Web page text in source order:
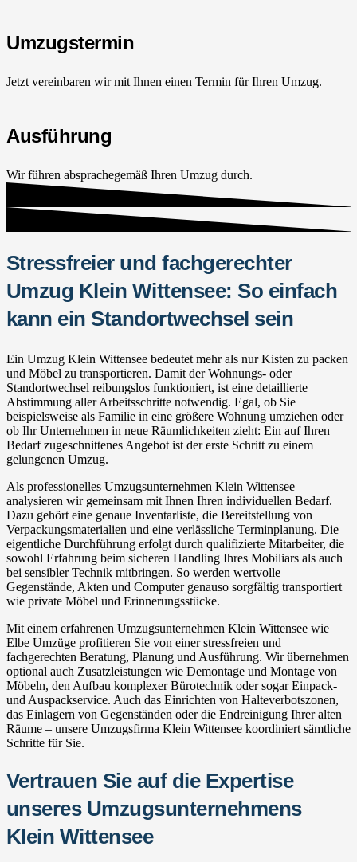
Umzugstermin
Jetzt vereinbaren wir mit Ihnen einen Termin für Ihren Umzug.
Ausführung
Wir führen absprachegemäß Ihren Umzug durch.
Stressfreier und fachgerechter
Umzug Klein Wittensee: So einfach
kann ein Standortwechsel sein
Ein Umzug Klein Wittensee bedeutet mehr als nur Kisten zu packen
und Möbel zu transportieren. Damit der Wohnungs- oder
Standortwechsel reibungslos funktioniert, ist eine detaillierte
Abstimmung aller Arbeitsschritte notwendig. Egal, ob Sie
beispielsweise als Familie in eine größere Wohnung umziehen oder
ob Ihr Unternehmen in neue Räumlichkeiten zieht: Ein auf Ihren
Bedarf zugeschnittenes Angebot ist der erste Schritt zu einem
gelungenen Umzug.
Als professionelles Umzugsunternehmen Klein Wittensee
analysieren wir gemeinsam mit Ihnen Ihren individuellen Bedarf.
Dazu gehört eine genaue Inventarliste, die Bereitstellung von
Verpackungsmaterialien und eine verlässliche Terminplanung. Die
eigentliche Durchführung erfolgt durch qualifizierte Mitarbeiter, die
sowohl Erfahrung beim sicheren Handling Ihres Mobiliars als auch
bei sensibler Technik mitbringen. So werden wertvolle
Gegenstände, Akten und Computer genauso sorgfältig transportiert
wie private Möbel und Erinnerungsstücke.
Mit einem erfahrenen Umzugsunternehmen Klein Wittensee wie
Elbe Umzüge profitieren Sie von einer stressfreien und
fachgerechten Beratung, Planung und Ausführung. Wir übernehmen
optional auch Zusatzleistungen wie Demontage und Montage von
Möbeln, den Aufbau komplexer Bürotechnik oder sogar Einpack-
und Auspackservice. Auch das Einrichten von Halteverbotszonen,
das Einlagern von Gegenständen oder die Endreinigung Ihrer alten
Räume – unsere Umzugsfirma Klein Wittensee koordiniert sämtliche
Schritte für Sie.
Vertrauen Sie auf die Expertise
unseres Umzugsunternehmens
Klein Wittensee